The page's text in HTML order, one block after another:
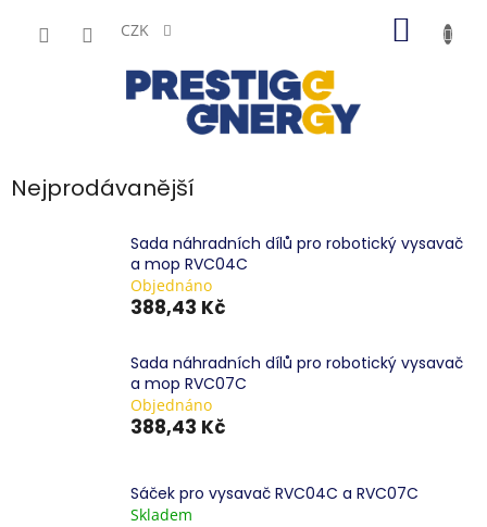
CZK
Nejprodávanější
Sada náhradních dílů pro robotický vysavač
a mop RVC04C
Objednáno
388,43 Kč
Sada náhradních dílů pro robotický vysavač
a mop RVC07C
Objednáno
388,43 Kč
Sáček pro vysavač RVC04C a RVC07C
Skladem